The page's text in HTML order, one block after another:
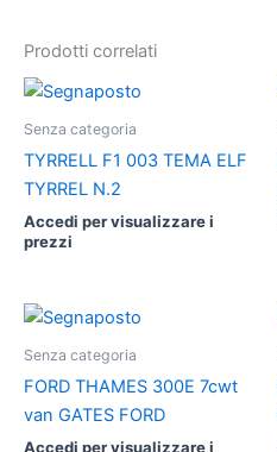
Prodotti correlati
Senza categoria
TYRRELL F1 003 TEMA ELF
TYRREL N.2
Accedi per visualizzare i
prezzi
Senza categoria
FORD THAMES 300E 7cwt
van GATES FORD
Accedi per visualizzare i